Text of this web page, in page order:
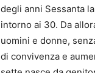
degli anni Sessanta
intorno ai 30. Da
uomini e donne,
di convivenza e